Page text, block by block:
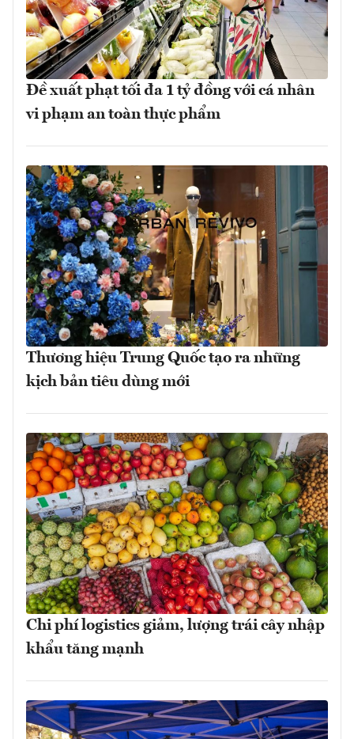
Đề xuất phạt tối đa 1 tỷ đồng với cá nhân
vi phạm an toàn thực phẩm
Thương hiệu Trung Quốc tạo ra những
kịch bản tiêu dùng mới
Chi phí logistics giảm, lượng trái cây nhập
khẩu tăng mạnh